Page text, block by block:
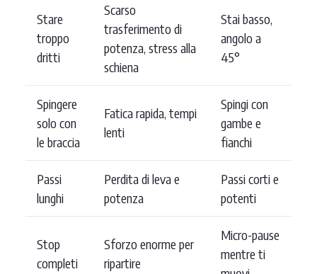
Stare
troppo
dritti
Scarso
trasferimento di
potenza, stress alla
schiena
Stai basso,
angolo a
45°
Spingere
solo con
le braccia
Fatica rapida, tempi
lenti
Spingi con
gambe e
fianchi
Passi
lunghi
Perdita di leva e
potenza
Passi corti e
potenti
Stop
completi
Sforzo enorme per
ripartire
Micro-pause
mentre ti